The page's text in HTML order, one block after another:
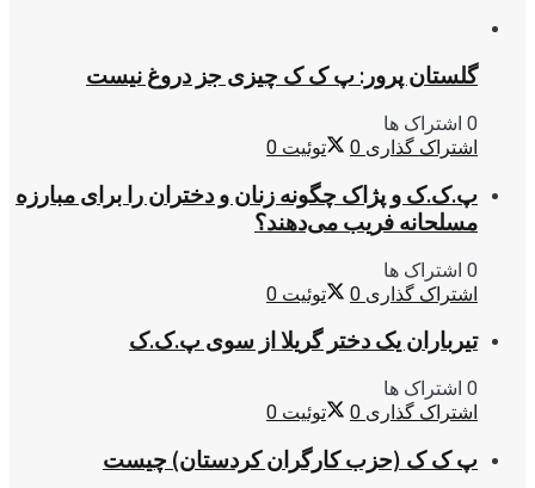
گلستان پرور: پ ک ک چیزی جز دروغ نیست
0 اشتراک ها
اشتراک گذاری 0 توئیت 0
پ.ک.ک و پژاک چگونه زنان و دختران را برای مبارزه
مسلحانه فریب می‌دهند؟
0 اشتراک ها
اشتراک گذاری 0 توئیت 0
تیرباران یک دختر گریلا از سوی پ.ک.ک
0 اشتراک ها
اشتراک گذاری 0 توئیت 0
پ ک ک (حزب کارگران کردستان) چیست